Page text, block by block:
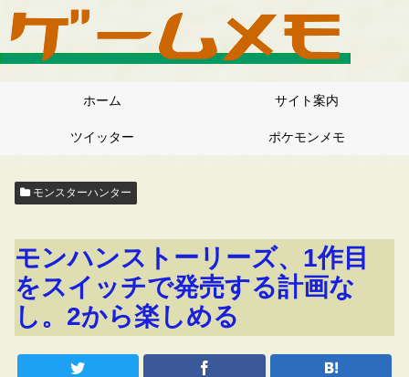
ホーム サイト案内
ツイッター ポケモンメモ
モンスターハンター
モンハンストーリーズ、1作目
をスイッチで発売する計画な
し。2から楽しめる